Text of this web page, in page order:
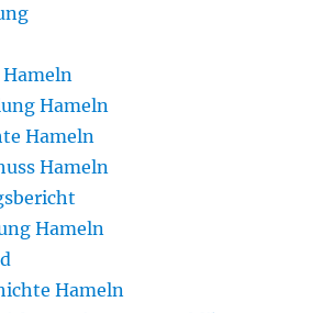
Hameln
Hameln
Hameln
Hameln
Hameln